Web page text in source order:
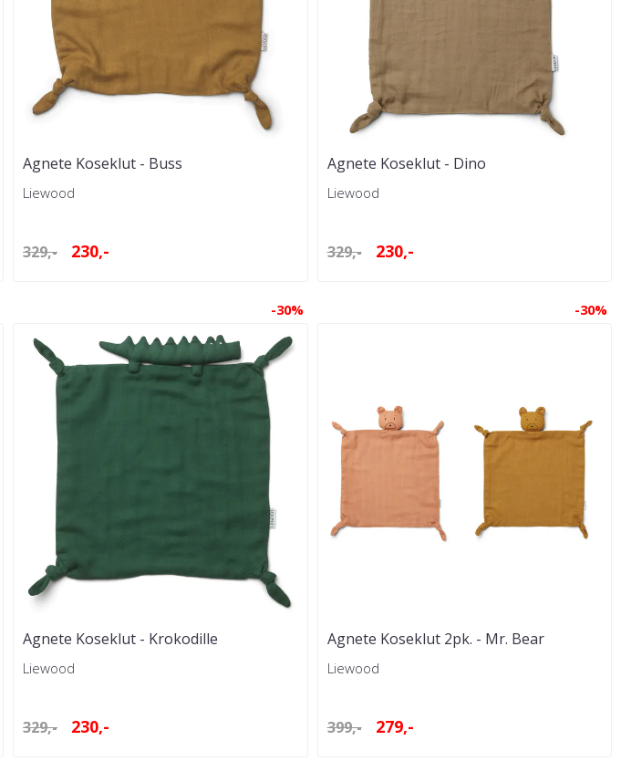
Agnete Koseklut - Buss
Liewood
329,- 230,-
Agnete Koseklut - Dino
Liewood
329,- 230,-
-30%
Agnete Koseklut - Krokodille
Liewood
329,- 230,-
-30%
Agnete Koseklut 2pk. - Mr. Bear
Tuscany ...
Liewood
399,- 279,-